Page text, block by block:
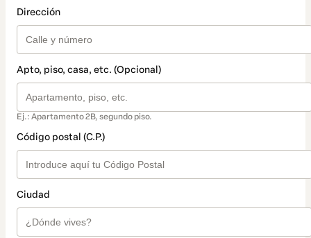
Dirección
Apto, piso, casa, etc. (Opcional)
Ej.: Apartamento 2B, segundo piso.
Código postal (C.P.)
Ciudad